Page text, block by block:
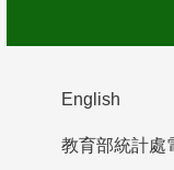
English